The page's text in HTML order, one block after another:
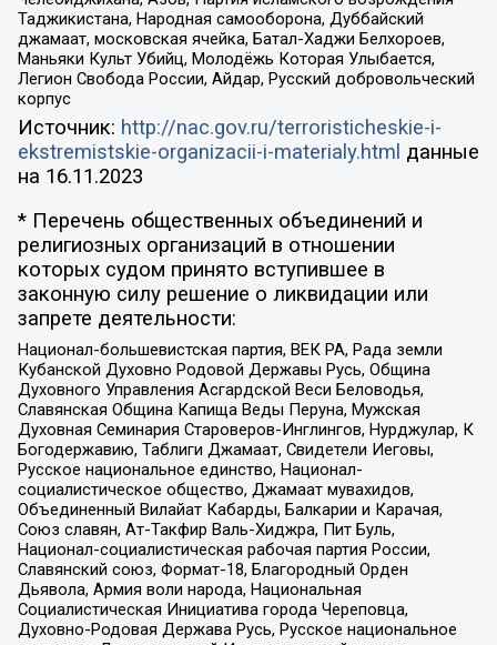
Таджикистана, Народная самооборона, Дуббайский
джамаат, московская ячейка, Батал-Хаджи Белхороев,
Маньяки Культ Убийц, Молодёжь Которая Улыбается,
Легион Свобода России, Айдар, Русский добровольческий
корпус
Источник: http://nac.gov.ru/terroristicheskie-i-
ekstremistskie-organizacii-i-materialy.html данные
на 16.11.2023
* Перечень общественных объединений и
религиозных организаций в отношении
которых судом принято вступившее в
законную силу решение о ликвидации или
запрете деятельности:
Национал-большевистская партия, ВЕК РА, Рада земли
Кубанской Духовно Родовой Державы Русь, Община
Духовного Управления Асгардской Веси Беловодья,
Славянская Община Капища Веды Перуна, Мужская
Духовная Семинария Староверов-Инглингов, Нурджулар, К
Богодержавию, Таблиги Джамаат, Свидетели Иеговы,
Русское национальное единство, Национал-
социалистическое общество, Джамаат мувахидов,
Объединенный Вилайат Кабарды, Балкарии и Карачая,
Союз славян, Ат-Такфир Валь-Хиджра, Пит Буль,
Национал-социалистическая рабочая партия России,
Славянский союз, Формат-18, Благородный Орден
Дьявола, Армия воли народа, Национальная
Социалистическая Инициатива города Череповца,
Духовно-Родовая Держава Русь, Русское национальное